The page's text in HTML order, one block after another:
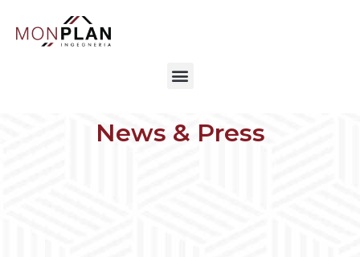
News & Press